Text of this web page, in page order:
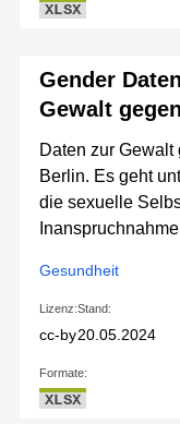
XLSX
Gender
Gewalt
Daten zur
Berlin. Es geht
die sexuelle
Gesundheit
Lizenz:
cc-by
Stand:
20.05.2024
Formate:
XLSX